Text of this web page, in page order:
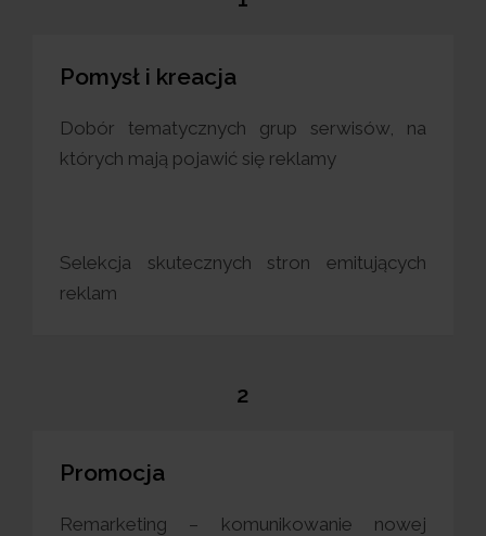
Pomysł i kreacja
Dobór tematycznych grup serwisów, na
których mają pojawić się reklamy
Selekcja skutecznych stron emitujących
reklam
2
Promocja
Remarketing – komunikowanie nowej